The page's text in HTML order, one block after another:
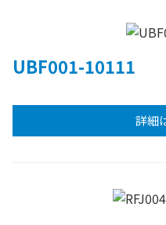
UBF001-10111
詳細